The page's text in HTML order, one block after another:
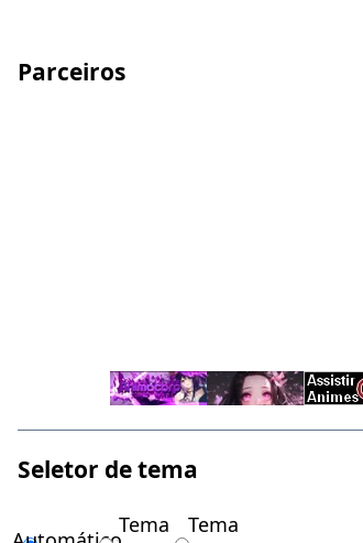
Parceiros
Seletor de tema
Tema
Tema